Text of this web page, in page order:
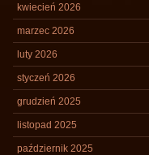
kwiecień 2026
marzec 2026
luty 2026
styczeń 2026
grudzień 2025
listopad 2025
październik 2025